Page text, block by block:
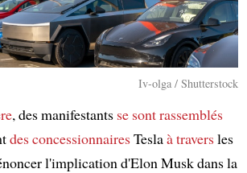
Iv-olga / Shutterstock
, des manifestants se sont rassemblés
des concessionnairesTeslaà traversles
l'implication d'Elon Musk dans la